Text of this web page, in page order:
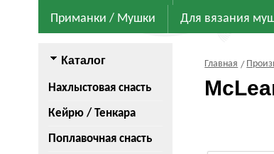
Приманки / Мушки Для вязания
Каталог
Нахлыстовая снасть
Кейрю / Тенкара
Поплавочная снасть
Главная